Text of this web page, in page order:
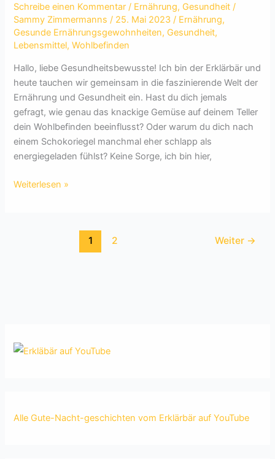
Schreibe einen Kommentar / Ernährung, Gesundheit /
Sammy Zimmermanns/ 25. Mai 2023/ Ernährung,
Gesunde Ernährungsgewohnheiten, Gesundheit,
Lebensmittel,Wohlbefinden
Hallo, liebe Gesundheitsbewusste! Ich bin der Erklärbär und
heute tauchen wir gemeinsam in die faszinierende Welt der
Ernährung und Gesundheit ein. Hast du dich jemals
gefragt, wie genau das knackige Gemüse auf deinem Teller
dein Wohlbefinden beeinflusst? Oder warum du dich nach
einem Schokoriegel manchmal eher schlapp als
energiegeladen fühlst? Keine Sorge, ich bin hier,
Ernährung
Weiterlesen »
1 2 Weiter →
Alle Gute-Nacht-geschichten vom Erklärbär auf YouTube